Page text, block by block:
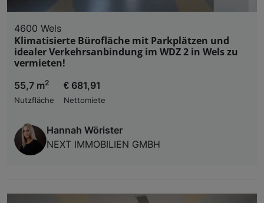
4600 Wels
Klimatisierte Bürofläche mit Parkplätzen und
idealer Verkehrsanbindung im WDZ 2 in Wels zu
vermieten!
55,7 m2
Nutzfläche
€ 681,91
Nettomiete
Hannah Wörister
NEXT IMMOBILIEN GMBH